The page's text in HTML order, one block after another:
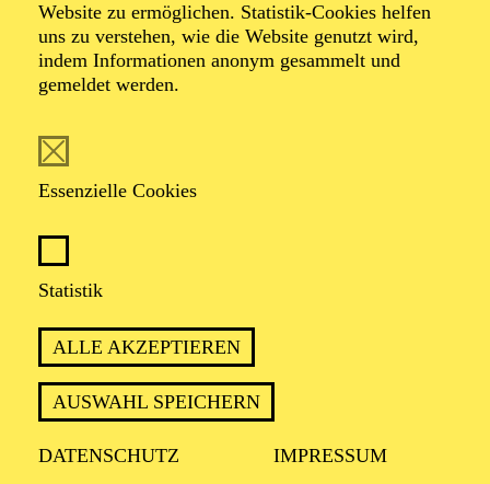
Website zu ermöglichen. Statistik-Cookies helfen
uns zu verstehen, wie die Website genutzt wird,
indem Informationen anonym gesammelt und
gemeldet werden.
Essenzielle Cookies
Statistik
ALLE AKZEPTIEREN
AUSWAHL SPEICHERN
DATENSCHUTZ IMPRESSUM
AKTUELLE PRODUKTIONEN
TERMINE UND TICKETS
SCHAUSPIEL ESSEN
Samstag
24.10.2026
ADA